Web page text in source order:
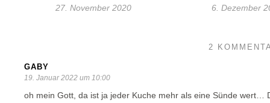
27. November 2020 6. Dezember
2
GABY
19. Januar 2022 um 10:00
oh mein Gott, da ist ja jeder Kuche mehr als eine Sünde wert…